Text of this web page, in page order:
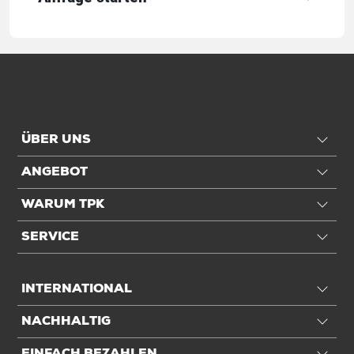
Transport
Für Palettenformat
Einheiten
Alle Angaben ohne Gewähr, Druckfehler vorbehalten.
ÜBER UNS
ANGEBOT
WARUM TPK
SERVICE
INTERNATIONAL
NACHHALTIG